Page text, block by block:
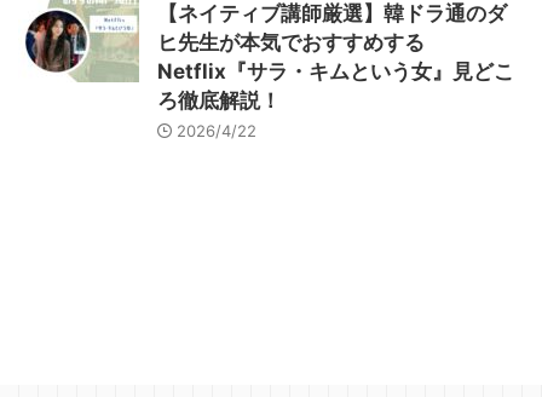
【ネイティブ講師厳選】韓ドラ通のダ
ヒ先生が本気でおすすめする
Netflix『サラ・キムという女』見どこ
ろ徹底解説！
2026/4/22